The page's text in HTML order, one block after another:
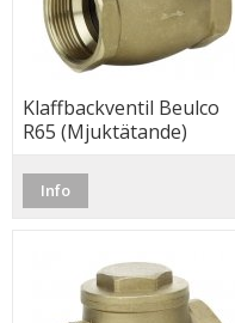
Klaffbackventil Beulco
R65 (Mjuktätande)
Info